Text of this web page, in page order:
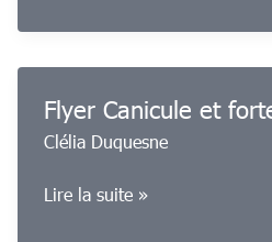
XERFI
dans
les
de
Flyer Canicule et
Clélia Duquesne
Flyer
Lire la suite »